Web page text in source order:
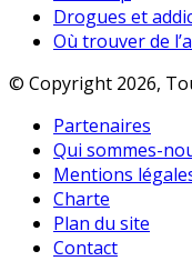
Drogues et
Où trouver de
© Copyright 2026,
Partenaires
Qui sommes-
Mentions
Charte
Plan du site
Contact